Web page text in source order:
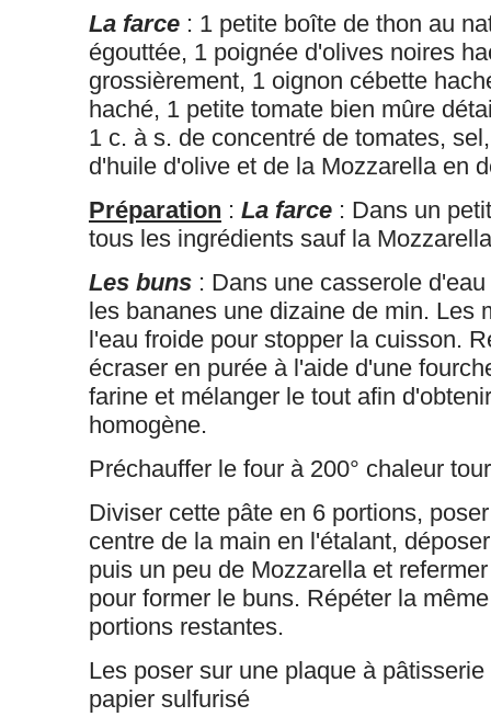
La farce : 1 petite boîte de thon au
égouttée, 1 poignée d'olives noires
grossièrement, 1 oignon cébette
haché, 1 petite tomate bien mûre
1 c. à s. de concentré de tomates,
d'huile d'olive et de la Mozzarella en
Préparation : La farce : Dans un
tous les ingrédients sauf la
Les buns : Dans une casserole
les bananes une dizaine de min. Les
l'eau froide pour stopper la cuisson.
écraser en purée à l'aide d'une
farine et mélanger le tout afin
homogène.
Préchauffer le four à 200° chaleur
Diviser cette pâte en 6 portions,
centre de la main en l'étalant,
puis un peu de Mozzarella et
pour former le buns. Répéter la
portions restantes.
Les poser sur une plaque à
papier sulfurisé